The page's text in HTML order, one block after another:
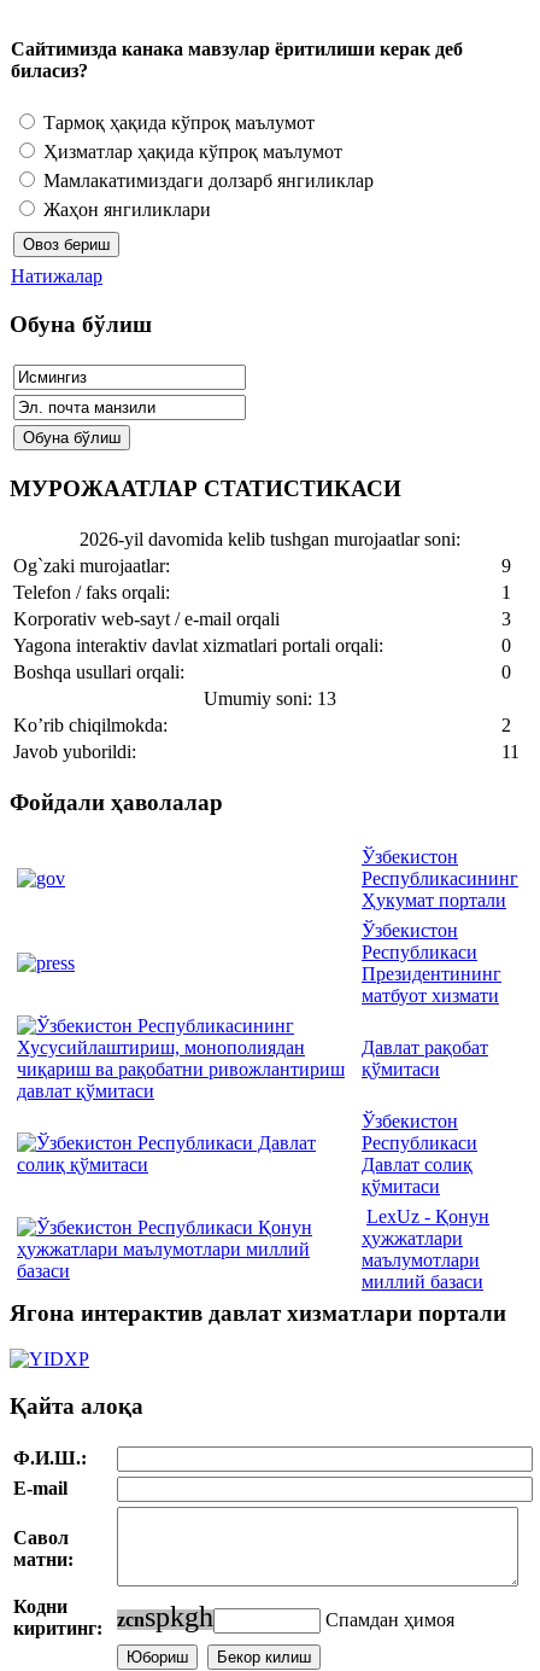
Сайтимизда канака мавзулар ёритилиши керак деб
биласиз?
Тармоқ ҳақида кўпроқ маълумот
Ҳизматлар ҳақида кўпроқ маълумот
Мамлакатимиздаги долзарб янгиликлар
Жаҳон янгиликлари
Натижалар
Обуна бўлиш
МУРОЖААТЛАР СТАТИСТИКАСИ
2026-yil davomida kelib tushgan murojaatlar soni:
Og`zaki murojaatlar:
9
Telefon / faks orqali:
1
Korporativ web-sayt / e-mail orqali
3
Yagona interaktiv davlat xizmatlari portali orqali:
0
Boshqa usullari orqali:
0
Umumiy soni: 13
Ko’rib chiqilmokda:
2
Javob yuborildi:
11
Фойдали ҳаволалар
Ўзбекистон
Республикасининг
Ҳукумат портали
Ўзбекистон
Республикаси
Президентининг
матбуот хизмати
Давлат рақобат
қўмитаси
Ўзбекистон
Республикаси
Давлат солиқ
қўмитаси
LexUz - Қонун
ҳужжатлари
маълумотлари
миллий базаси
Ягона интерактив давлат хизматлари портали
Қайта алоқа
Ф.И.Ш.:
E-mail
Савол
матни:
Кодни
киритинг:
zcnspkgh Спамдан ҳимоя